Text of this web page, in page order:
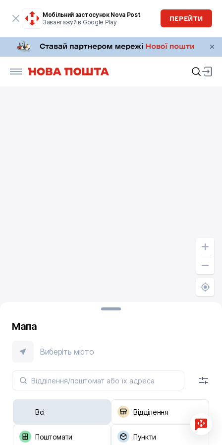
Мобільний застосунок Nova Post
Завантажуй в Google Play
ПЕРЕЙТИ
Мапа
Виберіть місто
Всі Відділення
Поштомати Пункти